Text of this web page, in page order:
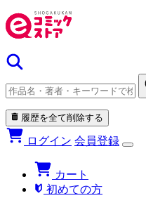
履歴を全て削除する
ログイン 会員登録
カート
初めての方